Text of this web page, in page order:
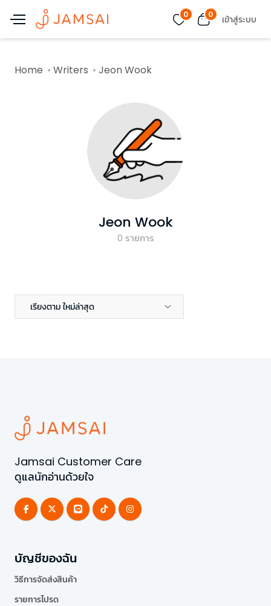
0 0 เข้าสู่ระบบ
Home Writers Jeon Wook
Jeon Wook
0 รายการ
เรียงตาม ใหม่ล่าสุด
Jamsai Customer Care
ดูแลนักอ่านด้วยใจ
บัญชีของฉัน
วิธีการจัดส่งสินค้า
รายการโปรด